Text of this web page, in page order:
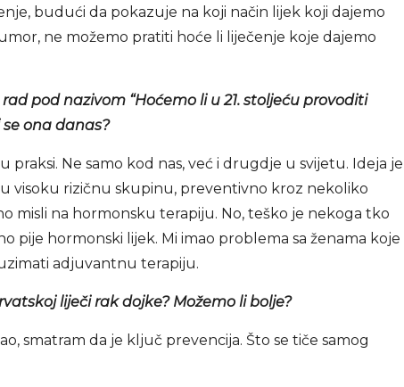
budući da pokazuje na koji način lijek koji dajemo
ne možemo pratiti hoće li liječenje koje dajemo
pod nazivom “Hoćemo li u 21. stoljeću provoditi
ona danas?
praksi. Ne samo kod nas, već i drugdje u svijetu. Ideja je
visoku rizičnu skupinu, preventivno kroz nekoliko
misli na hormonsku terapiju. No, teško je nekoga tko
pije hormonski lijek. Mi imao problema sa ženama koje
adjuvantnu terapiju.
liječi rak dojke? Možemo li bolje?
smatram da je ključ prevencija. Što se tiče samog